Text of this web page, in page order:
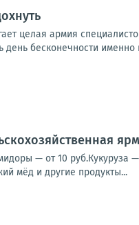
целая армия
бесконечности именно
— от 10 руб.Кукуруза
мёд и другие продукты...